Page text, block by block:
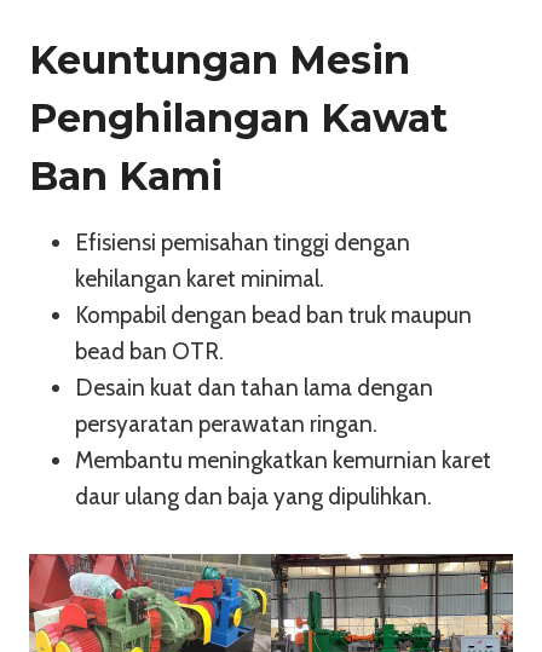
Keuntungan Mesin
Penghilangan Kawat
Ban Kami
Efisiensi pemisahan tinggi dengan
kehilangan karet minimal.
Kompabil dengan bead ban truk maupun
bead ban OTR.
Desain kuat dan tahan lama dengan
persyaratan perawatan ringan.
Membantu meningkatkan kemurnian karet
daur ulang dan baja yang dipulihkan.